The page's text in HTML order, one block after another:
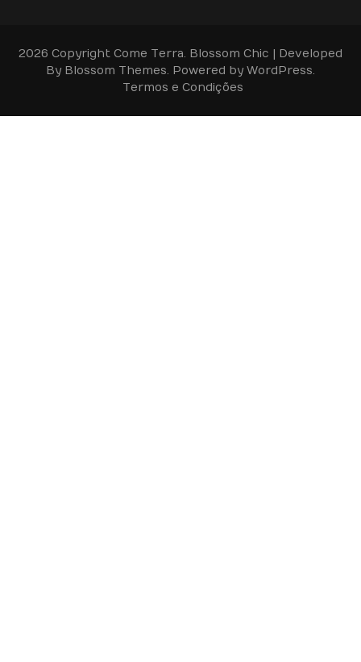
2026 Copyright Come Terra. Blossom Chic | Developed
By Blossom Themes. Powered byWordPress.
Termos e Condições